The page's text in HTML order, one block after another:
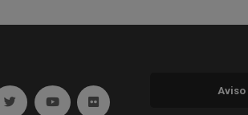
(abre en ventana nueva)
Ir a twitter (abre en ventana nueva)
Ir a YouTube (abre en ventana
Ir a Flickr (abre en ventana